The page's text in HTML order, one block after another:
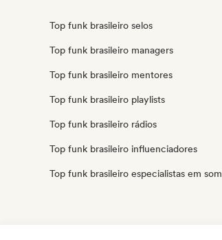
Top funk brasileiro selos
Top funk brasileiro managers
Top funk brasileiro mentores
Top funk brasileiro playlists
Top funk brasileiro rádios
Top funk brasileiro influenciadores
Top funk brasileiro especialistas em som